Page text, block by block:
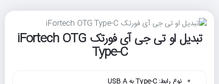
تبدیل او تی جی آی فورتک iFortech OTG
Type-C
نوع رابط: Type-C به USB A